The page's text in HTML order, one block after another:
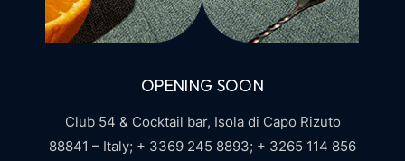
OPENING SOON
Club 54 & Cocktail bar, Isola di Capo Rizuto
88841 – Italy; + 3369 245 8893; + 3265 114 856